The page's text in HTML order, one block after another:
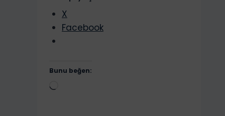
X
Facebook
Bunu beğen: